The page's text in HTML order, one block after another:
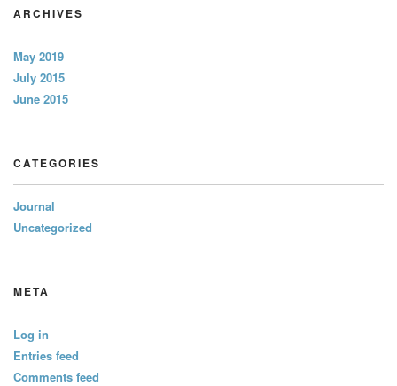
ARCHIVES
May 2019
July 2015
June 2015
CATEGORIES
Journal
Uncategorized
META
Log in
Entries feed
Comments feed